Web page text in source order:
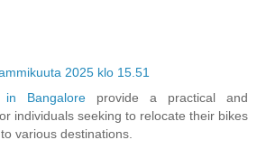
2025 klo 15.51
in Bangalore provide a practical and
individuals seeking to relocate their bikes
various destinations.